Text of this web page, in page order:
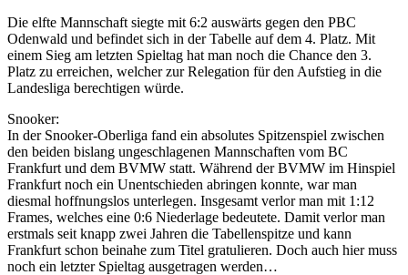
Die elfte Mannschaft siegte mit 6:2 auswärts gegen den PBC
Odenwald und befindet sich in der Tabelle auf dem 4. Platz. Mit
einem Sieg am letzten Spieltag hat man noch die Chance den 3.
Platz zu erreichen, welcher zur Relegation für den Aufstieg in die
Landesliga berechtigen würde.
Snooker:
In der Snooker-Oberliga fand ein absolutes Spitzenspiel zwischen
den beiden bislang ungeschlagenen Mannschaften vom BC
Frankfurt und dem BVMW statt. Während der BVMW im Hinspiel
Frankfurt noch ein Unentschieden abringen konnte, war man
diesmal hoffnungslos unterlegen. Insgesamt verlor man mit 1:12
Frames, welches eine 0:6 Niederlage bedeutete. Damit verlor man
erstmals seit knapp zwei Jahren die Tabellenspitze und kann
Frankfurt schon beinahe zum Titel gratulieren. Doch auch hier muss
noch ein letzter Spieltag ausgetragen werden…